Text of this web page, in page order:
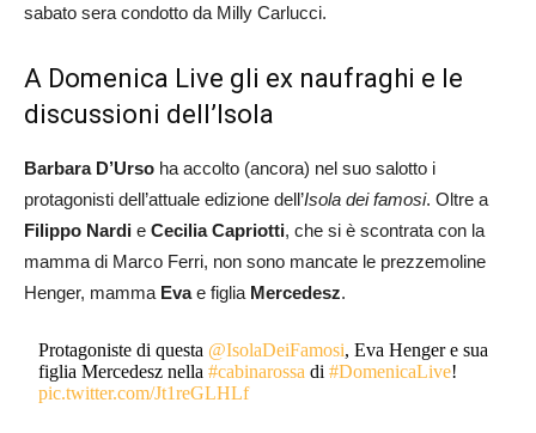
sabato sera condotto da Milly Carlucci.
A Domenica Live gli ex naufraghi e le
discussioni dell’Isola
Barbara D’Urso ha accolto (ancora) nel suo salotto i
protagonisti dell’attuale edizione dell’Isola dei famosi. Oltre a
Filippo Nardi e Cecilia Capriotti, che si è scontrata con la
mamma di Marco Ferri, non sono mancate le prezzemoline
Henger, mamma Evae figlia Mercedesz.
Protagoniste di questa @IsolaDeiFamosi, Eva Henger e sua
figlia Mercedesz nella#cabinarossa di#DomenicaLive!
pic.twitter.com/Jt1reGLHLf